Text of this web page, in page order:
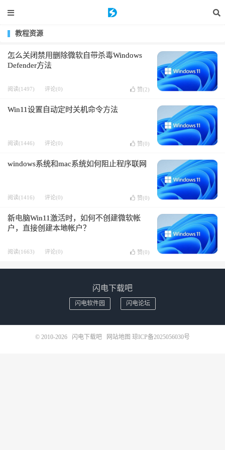
教程资源
怎么关闭禁用删除微软自带杀毒Windows
Defender方法
阅读(1497) 评论(0) 赞(2)
Win11设置自动定时关机命令方法
阅读(1446) 评论(0) 赞(0)
windows系统和mac系统如何阻止程序联网
阅读(1416) 评论(0) 赞(0)
新电脑Win11激活时，如何不创建微软帐
户，直接创建本地帐户？
阅读(1663) 评论(0) 赞(0)
闪电下载吧
闪电软件园 闪电论坛
© 2010-2026 闪电下载吧 网站地图 琼ICP备2025056030号